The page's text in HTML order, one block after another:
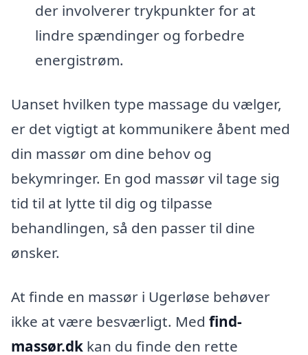
der involverer trykpunkter for at
lindre spændinger og forbedre
energistrøm.
Uanset hvilken type massage du vælger,
er det vigtigt at kommunikere åbent med
din massør om dine behov og
bekymringer. En god massør vil tage sig
tid til at lytte til dig og tilpasse
behandlingen, så den passer til dine
ønsker.
At finde en massør i Ugerløse behøver
ikke at være besværligt. Med find-
massør.dk kan du finde den rette